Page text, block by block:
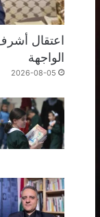
اعتقال
الواجهة
2026-08-05